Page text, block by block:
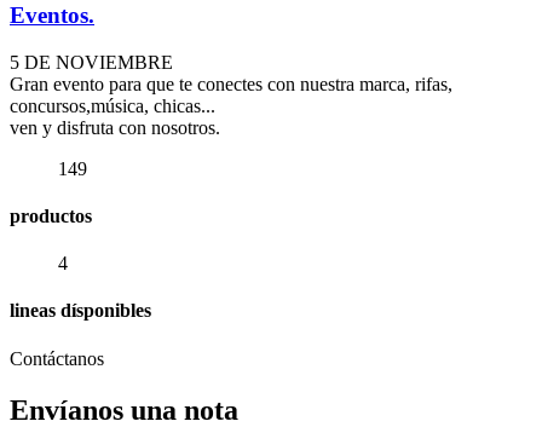
Eventos.
5 DE NOVIEMBRE
Gran evento para que te conectes con nuestra marca, rifas,
concursos,música, chicas...
ven y disfruta con nosotros.
149
productos
4
lineas dísponibles
Contáctanos
Envíanos una nota